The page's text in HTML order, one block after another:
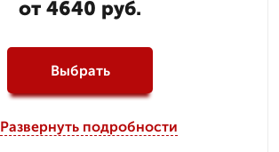
от 4640 руб.
Выбрать
Развернуть подробности